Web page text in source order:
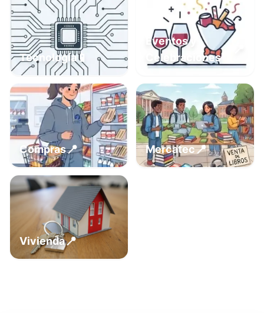
Tecnología📱
Eventos y
Celebraciones
Compras📍 Mercatec📍
Vivienda📍